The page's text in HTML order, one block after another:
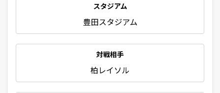
スタジアム
豊田スタジアム
対戦相手
柏レイソル